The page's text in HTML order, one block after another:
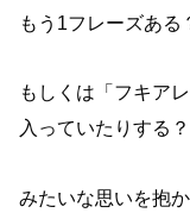
もう1フレーズある
もしくは「フキア
入っていたりする？
みたいな思いを抱